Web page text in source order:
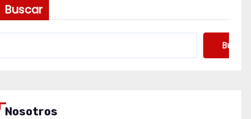
Buscar
Buscar
Nosotros